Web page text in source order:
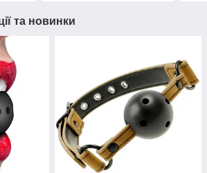
та новинки